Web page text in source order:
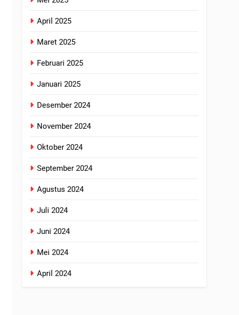
April 2025
Maret 2025
Februari 2025
Januari 2025
Desember 2024
November 2024
Oktober 2024
September 2024
Agustus 2024
Juli 2024
Juni 2024
Mei 2024
April 2024